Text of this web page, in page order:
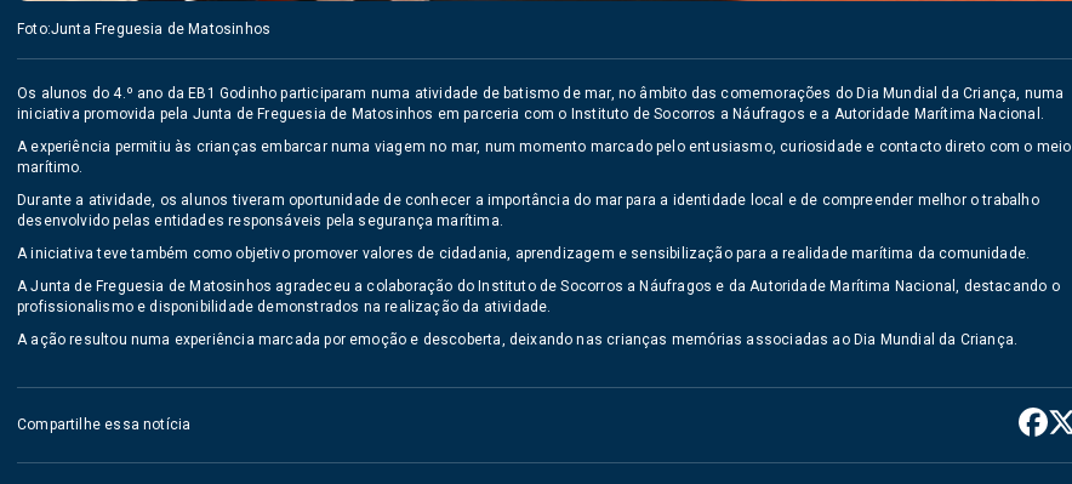
Foto:Junta Freguesia de Matosinhos
Os alunos do 4.º ano da EB1 Godinho participaram numa atividade de batismo de mar, no âmbito das comemorações do Dia Mundial da Criança, numa
iniciativa promovida pela Junta de Freguesia de Matosinhos em parceria com o Instituto de Socorros a Náufragos e a Autoridade Marítima Nacional.
A experiência permitiu às crianças embarcar numa viagem no mar, num momento marcado pelo entusiasmo, curiosidade e contacto direto com o meio
marítimo.
Durante a atividade, os alunos tiveram oportunidade de conhecer a importância do mar para a identidade local e de compreender melhor o trabalho
desenvolvido pelas entidades responsáveis pela segurança marítima.
A iniciativa teve também como objetivo promover valores de cidadania, aprendizagem e sensibilização para a realidade marítima da comunidade.
A Junta de Freguesia de Matosinhos agradeceu a colaboração do Instituto de Socorros a Náufragos e da Autoridade Marítima Nacional, destacando o
profissionalismo e disponibilidade demonstrados na realização da atividade.
A ação resultou numa experiência marcada por emoção e descoberta, deixando nas crianças memórias associadas ao Dia Mundial da Criança.
Compartilhe essa notícia